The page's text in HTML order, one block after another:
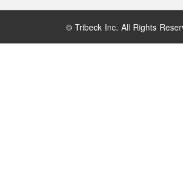
© Tribeck Inc. All Rights